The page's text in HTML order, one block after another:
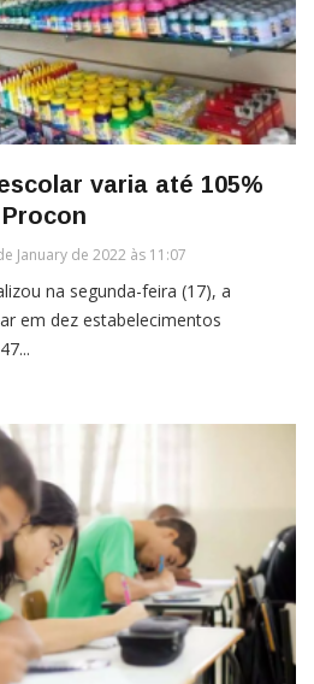
varia até 105%
January de 2022 às 11:07
na segunda-feira (17), a
em dez estabelecimentos